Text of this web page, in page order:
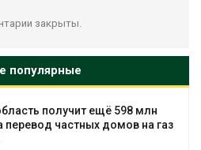
закрыты.
популярные
получит ещё 598 млн
перевод частных домов на газ